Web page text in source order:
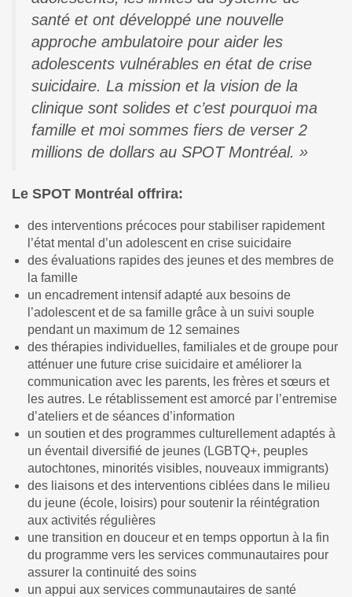
santé et ont développé une nouvelle
approche ambulatoire pour aider les
adolescents vulnérables en état de crise
suicidaire. La mission et la vision de la
clinique sont solides et c’est pourquoi ma
famille et moi sommes fiers de verser 2
millions de dollars au SPOT Montréal. »
Le SPOT Montréal offrira:
des interventions précoces pour stabiliser rapidement
l’état mental d’un adolescent en crise suicidaire
des évaluations rapides des jeunes et des membres de
la famille
un encadrement intensif adapté aux besoins de
l’adolescent et de sa famille grâce à un suivi souple
pendant un maximum de 12 semaines
des thérapies individuelles, familiales et de groupe pour
atténuer une future crise suicidaire et améliorer la
communication avec les parents, les frères et sœurs et
les autres. Le rétablissement est amorcé par l’entremise
d’ateliers et de séances d’information
un soutien et des programmes culturellement adaptés à
un éventail diversifié de jeunes (LGBTQ+, peuples
autochtones, minorités visibles, nouveaux immigrants)
des liaisons et des interventions ciblées dans le milieu
du jeune (école, loisirs) pour soutenir la réintégration
aux activités régulières
une transition en douceur et en temps opportun à la fin
du programme vers les services communautaires pour
assurer la continuité des soins
un appui aux services communautaires de santé